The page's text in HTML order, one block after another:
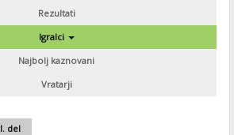
Rezultati
Igralci
Najbolj kaznovani
Vratarji
I. del